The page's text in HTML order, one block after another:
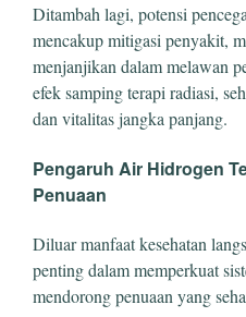
Ditambah lagi, potensi
mencakup mitigasi penyakit,
menjanjikan dalam melawan
efek samping terapi radiasi,
dan vitalitas jangka panjang.
Pengaruh Air Hidrogen
Penuaan
Diluar manfaat kesehatan
penting dalam memperkuat
mendorong penuaan yang